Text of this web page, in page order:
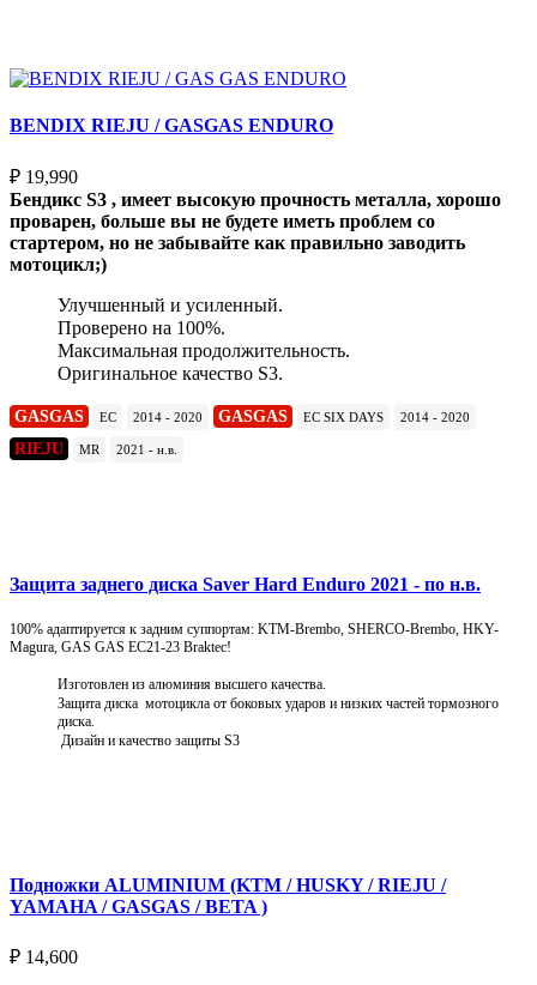
BENDIX RIEJU / GASGAS ENDURO
₽ 19,990
Бендикс S3 , имеет высокую прочность металла, хорошо
проварен, больше вы не будете иметь проблем со
стартером, но не забывайте как правильно заводить
мотоцикл;)
Улучшенный и усиленный.
Проверено на 100%.
Максимальная продолжительность.
Оригинальное качество S3.
GASGAS EC 2014 - 2020 GASGAS EC SIX DAYS 2014 - 2020
RIEJU MR 2021 - н.в.
Защита заднего диска Saver Hard Enduro 2021 - по н.в.
100% адаптируется к задним суппортам: KTM-Brembo, SHERCO-Brembo, HKY-
Magura, GAS GAS EC21-23 Braktec!
Изготовлен из алюминия высшего качества.
Защита диска мотоцикла от боковых ударов и низких частей тормозного
диска.
Дизайн и качество защиты S3
Подножки ALUMINIUM (KTM / HUSKY / RIEJU /
YAMAHA / GASGAS / BETA )
₽ 14,600